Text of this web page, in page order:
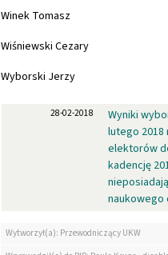
Winek Tomasz
Wiśniewski Cezary
Wyborski Jerzy
28-02-2018
Wyniki
lutego 2018
elektorów
kadencję
naukowego
Wytworzył(a): Przewodniczący UKW